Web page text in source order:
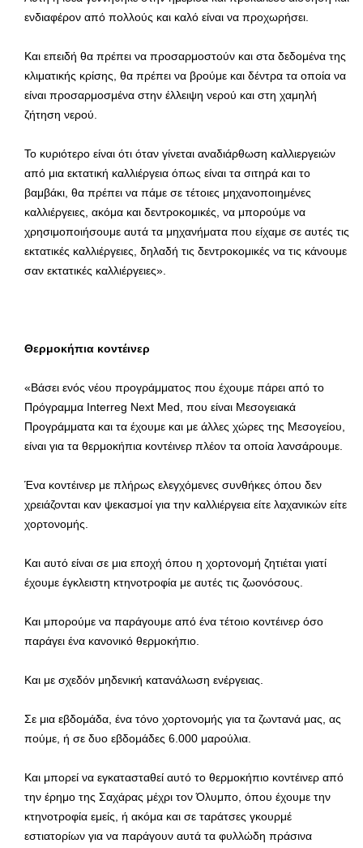
ενδιαφέρον από πολλούς και καλό είναι να προχωρήσει.
Και επειδή θα πρέπει να προσαρμοστούν και στα δεδομένα της
κλιματικής κρίσης, θα πρέπει να βρούμε και δέντρα τα οποία να
είναι προσαρμοσμένα στην έλλειψη νερού και στη χαμηλή
ζήτηση νερού.
Το κυριότερο είναι ότι όταν γίνεται αναδιάρθωση καλλιεργειών
από μια εκτατική καλλιέργεια όπως είναι τα σιτηρά και το
βαμβάκι, θα πρέπει να πάμε σε τέτοιες μηχανοποιημένες
καλλιέργειες, ακόμα και δεντροκομικές, να μπορούμε να
χρησιμοποιήσουμε αυτά τα μηχανήματα που είχαμε σε αυτές τις
εκτατικές καλλιέργειες, δηλαδή τις δεντροκομικές να τις κάνουμε
σαν εκτατικές καλλιέργειες».
Θερμοκήπια κοντέινερ
«Βάσει ενός νέου προγράμματος που έχουμε πάρει από το
Πρόγραμμα Interreg Next Med, που είναι Μεσογειακά
Προγράμματα και τα έχουμε και με άλλες χώρες της Μεσογείου,
είναι για τα θερμοκήπια κοντέινερ πλέον τα οποία λανσάρουμε.
Ένα κοντέινερ με πλήρως ελεγχόμενες συνθήκες όπου δεν
χρειάζονται καν ψεκασμοί για την καλλιέργεια είτε λαχανικών είτε
χορτονομής.
Και αυτό είναι σε μια εποχή όπου η χορτονομή ζητιέται γιατί
έχουμε έγκλειστη κτηνοτροφία με αυτές τις ζωονόσους.
Και μπορούμε να παράγουμε από ένα τέτοιο κοντέινερ όσο
παράγει ένα κανονικό θερμοκήπιο.
Και με σχεδόν μηδενική κατανάλωση ενέργειας.
Σε μια εβδομάδα, ένα τόνο χορτονομής για τα ζωντανά μας, ας
πούμε, ή σε δυο εβδομάδες 6.000 μαρούλια.
Και μπορεί να εγκατασταθεί αυτό το θερμοκήπιο κοντέινερ από
την έρημο της Σαχάρας μέχρι τον Όλυμπο, όπου έχουμε την
κτηνοτροφία εμείς, ή ακόμα και σε ταράτσες γκουρμέ
εστιατορίων για να παράγουν αυτά τα φυλλώδη πράσινα